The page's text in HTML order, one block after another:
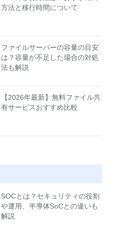
方法と移行時間について
ファイルサーバーの容量の目安
は？容量が不足した場合の対処
法も解説
【2026年最新】無料ファイル共
有サービスおすすめ比較
SOCとは？セキュリティの役割
や運用、半導体SoCとの違いも
解説